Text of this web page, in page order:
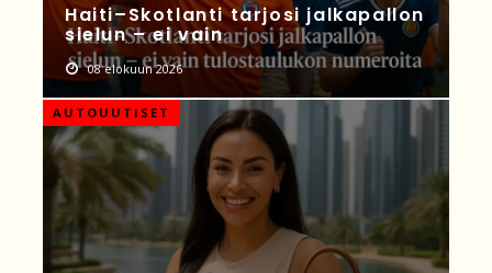
Haiti–Skotlanti tarjosi jalkapallon
sielun – ei vain
08 elokuun 2026
AUTOUUTISET